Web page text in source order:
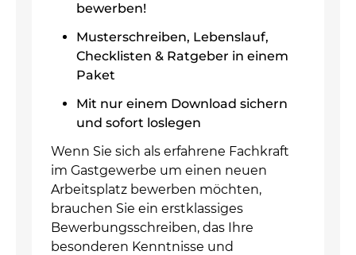
bewerben!
Musterschreiben, Lebenslauf,
Checklisten & Ratgeber in einem
Paket
Mit nur einem Download sichern
und sofort loslegen
Wenn Sie sich als erfahrene Fachkraft
im Gastgewerbe um einen neuen
Arbeitsplatz bewerben möchten,
brauchen Sie ein erstklassiges
Bewerbungsschreiben, das Ihre
besonderen Kenntnisse und